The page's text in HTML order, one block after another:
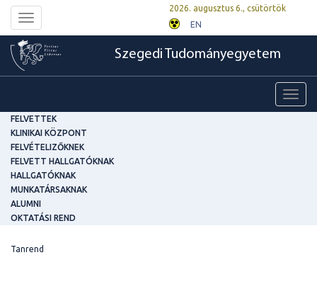
Toggle
navigation
2026. augusztus 6., csütörtök
EN
Szegedi Tudományegyetem
FELVETTEK
KLINIKAI KÖZPONT
FELVÉTELIZŐKNEK
FELVETT HALLGATÓKNAK
HALLGATÓKNAK
MUNKATÁRSAKNAK
ALUMNI
OKTATÁSI REND
Tanrend